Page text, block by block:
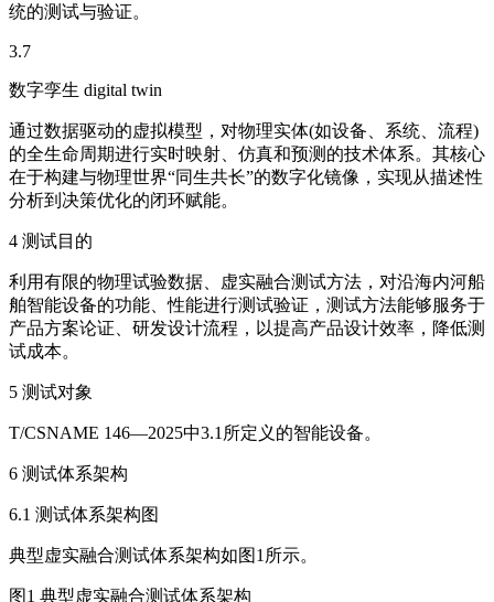
统的测试与验证。
3.7
数字孪生 digital twin
通过数据驱动的虚拟模型，对物理实体(如设备、系统、流程)
的全生命周期进行实时映射、仿真和预测的技术体系。其核心
在于构建与物理世界“同生共长”的数字化镜像，实现从描述性
分析到决策优化的闭环赋能。
4 测试目的
利用有限的物理试验数据、虚实融合测试方法，对沿海内河船
舶智能设备的功能、性能进行测试验证，测试方法能够服务于
产品方案论证、研发设计流程，以提高产品设计效率，降低测
试成本。
5 测试对象
T/CSNAME 146—2025中3.1所定义的智能设备。
6 测试体系架构
6.1 测试体系架构图
典型虚实融合测试体系架构如图1所示。
图1 典型虚实融合测试体系架构